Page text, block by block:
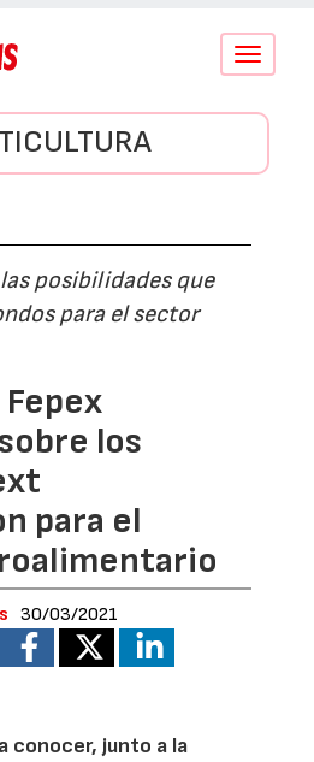
Conmutar
posibilidades que
para el sector
los
para el
30/03/2021
conocer, junto a la